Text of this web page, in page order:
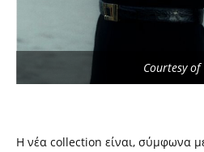
Courtesy of
Η νέα collection είναι, σύμφωνα